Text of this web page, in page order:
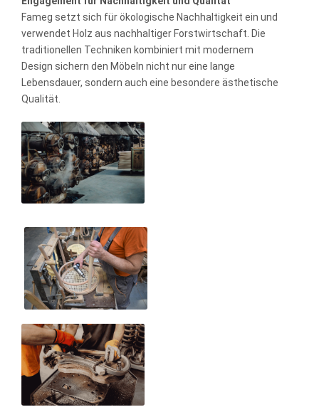
Fameg setzt sich für ökologische Nachhaltigkeit ein und
verwendet Holz aus nachhaltiger Forstwirtschaft. Die
traditionellen Techniken kombiniert mit modernem
Design sichern den Möbeln nicht nur eine lange
Lebensdauer, sondern auch eine besondere ästhetische
Qualität.